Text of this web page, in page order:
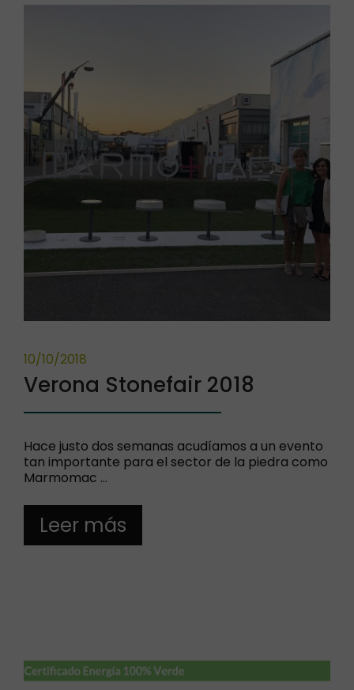
Verona Stonefair 2018
10/10/2018
Hace justo dos semanas acudíamos a un evento
tan importante para el sector de la piedra como
Marmomac …
Leer más